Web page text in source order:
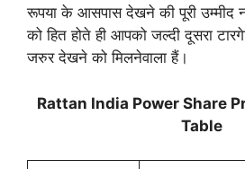
रूपया के आसपास देखने की पूरी उम्मीद
को हित होते ही आपको जल्दी दूसरा
जरुर देखने को मिलनेवाला हैं।
Rattan India Power Share
Table